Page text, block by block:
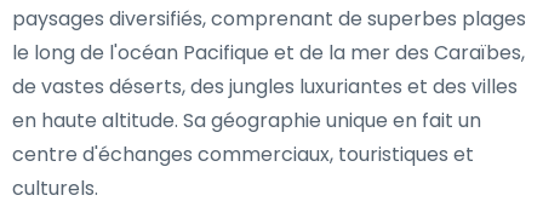
paysages diversifiés, comprenant de superbes plages
le long de l'océan Pacifique et de la mer des Caraïbes,
de vastes déserts, des jungles luxuriantes et des villes
en haute altitude. Sa géographie unique en fait un
centre d'échanges commerciaux, touristiques et
culturels.